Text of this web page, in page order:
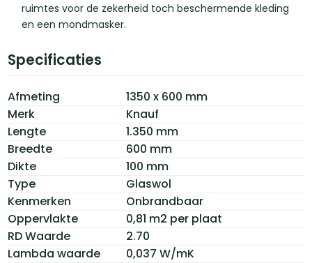
ruimtes voor de zekerheid toch beschermende kleding
en een mondmasker.
Specificaties
Afmeting
1350 x 600 mm
Merk
Knauf
Lengte
1.350 mm
Breedte
600 mm
Dikte
100 mm
Type
Glaswol
Kenmerken
Onbrandbaar
Oppervlakte
0,81 m2 per plaat
RD Waarde
2.70
Lambda waarde
0,037 W/mK